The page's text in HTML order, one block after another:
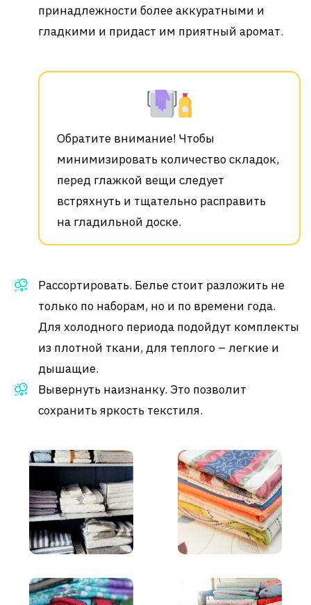
принадлежности более аккуратными и
гладкими и придаст им приятный аромат.
Обратите внимание! Чтобы
минимизировать количество складок,
перед глажкой вещи следует
встряхнуть и тщательно расправить
на гладильной доске.
Рассортировать. Белье стоит разложить не
только по наборам, но и по времени года.
Для холодного периода подойдут комплекты
из плотной ткани, для теплого – легкие и
дышащие.
Вывернуть наизнанку. Это позволит
сохранить яркость текстиля.